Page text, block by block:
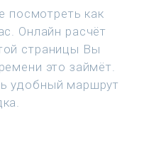
посмотреть как
Онлайн расчёт
страницы Вы
это займёт.
удобный маршрут